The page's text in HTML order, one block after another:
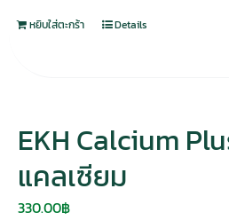
หยิบใส่ตะกร้า Details
EKH Calcium
แคลเซียม
330.00฿